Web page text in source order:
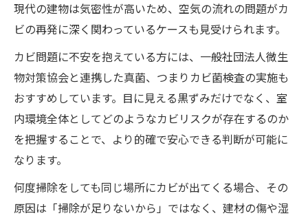
現代の建物は気密性が高いため、空気の流れの問題がカ
ビの再発に深く関わっているケースも見受けられます。
カビ問題に不安を抱えている方には、一般社団法人微生
物対策協会と連携した真菌、つまりカビ菌検査の実施も
おすすめしています。目に見える黒ずみだけでなく、室
内環境全体としてどのようなカビリスクが存在するのか
を把握することで、より的確で安心できる判断が可能に
なります。
何度掃除をしても同じ場所にカビが出てくる場合、その
原因は「掃除が足りないから」ではなく、建材の傷や湿